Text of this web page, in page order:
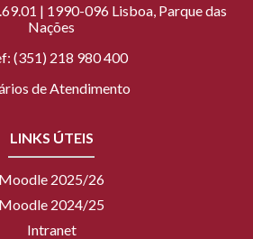
| 1990-096 Lisboa, Parque das
Nações
(351) 218 980 400
de Atendimento
LINKS ÚTEIS
Moodle 2025/26
Moodle 2024/25
Intranet